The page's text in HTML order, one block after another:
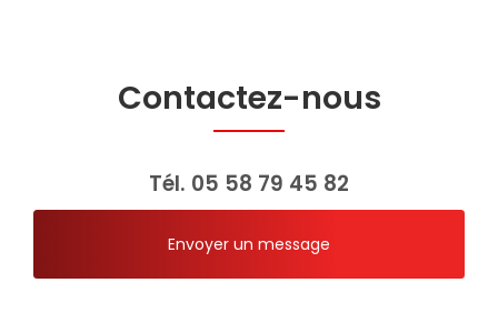
Contactez-nous
Tél. 05 58 79 45 82
Envoyer un message